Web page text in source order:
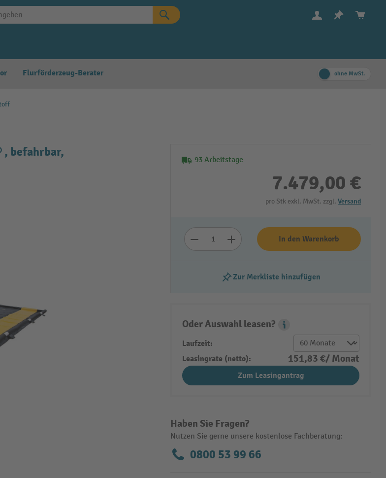
Flurförderzeug-Berater ohne MwSt.
, befahrbar,
93 Arbeitstage
7.479,00 €
pro Stk exkl. MwSt. zzgl. Versand
In den Warenkorb
Zur Merkliste hinzufügen
Haben Sie Fragen?
Nutzen Sie gerne unsere kostenlose Fachberatung:
0800 53 99 66
Oder Auswahl leasen?
Leasing Popover
Laufzeit:
Leasingrate (netto):
151,83 €/ Monat
Zum Leasingantrag